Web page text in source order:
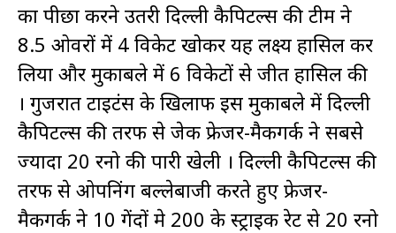
का पीछा करने उतरी दिल्ली कैपिटल्स की टीम ने
8.5 ओवरों में 4 विकेट खोकर यह लक्ष्य हासिल कर
लिया और मुकाबले में 6 विकेटों से जीत हासिल की
। गुजरात टाइटंस के खिलाफ इस मुकाबले में दिल्ली
कैपिटल्स की तरफ से जेक फ्रेजर-मैकगर्क ने सबसे
ज्यादा 20 रनो की पारी खेली । दिल्ली कैपिटल्स की
तरफ से ओपनिंग बल्लेबाजी करते हुए फ्रेजर-
मैकगर्क ने 10 गेंदों मे 200 के स्ट्राइक रेट से 20 रनो